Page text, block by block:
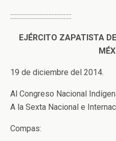
::::::::::::::::::::::::::::::::::::::::
EJÉRCITO ZAPATISTA
19 de diciembre del 2014.
Al Congreso Nacional
A la Sexta Nacional e
Compas: